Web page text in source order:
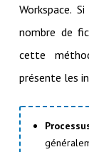
Workspace.
nombre de
cette
présente les